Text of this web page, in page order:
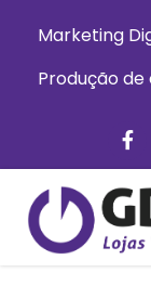
Marketing
Produção